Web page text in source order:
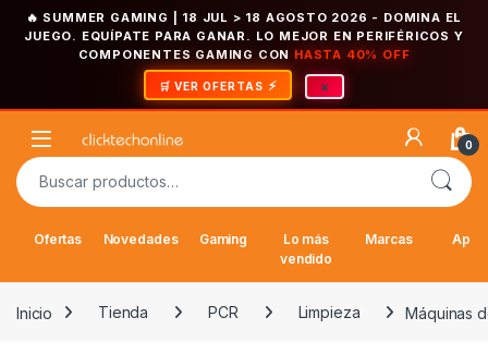
🔥 SUMMER GAMING | 18 JUL > 18 AGOSTO 2026 - DOMINA EL
JUEGO. EQUÍPATE PARA GANAR. LO MEJOR EN PERIFÉRICOS Y
COMPONENTES GAMING CON HASTA 40% OFF
🛒 VER OFERTAS ×
Open 0
Buscar por:
Ofertas Novedades Gaming
Lo más
vendido
Marcas
Inicio Tienda PCR Limpieza Máquinas